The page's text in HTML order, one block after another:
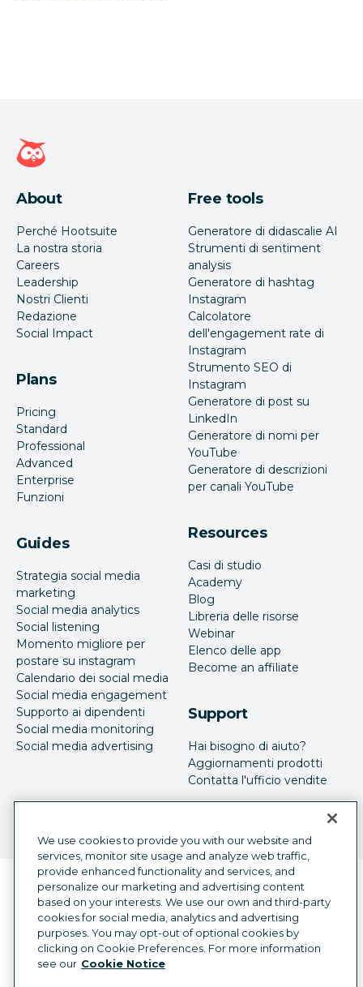
Home page di Hootsuite
About
Perché Hootsuite
La nostra storia
Careers
Leadership
Nostri Clienti
Redazione
Social Impact
Plans
Pricing
Standard
Professional
Advanced
Enterprise
Funzioni
Guides
Strategia social media
marketing
Social media analytics
Social listening
Momento migliore per
postare su instagram
Calendario dei social media
Social media engagement
Supporto ai dipendenti
Social media monitoring
Social media advertising
Free tools
Generatore di didascalie AI
Strumenti di sentiment
analysis
Generatore di hashtag
Instagram
Calcolatore
dell'engagement rate di
Instagram
Strumento SEO di
Instagram
Generatore di post su
LinkedIn
Generatore di nomi per
YouTube
Generatore di descrizioni
per canali YouTube
Resources
Casi di studio
Academy
Blog
Libreria delle risorse
Webinar
Elenco delle app
Become an affiliate
Support
Hai bisogno di aiuto?
Aggiornamenti prodotti
Contatta l'ufficio vendite
Selettore della lingua
Italian
©2026 Hootsuite Inc. Tutti i diritti sono riservati.
Legal Center
Trust Center
Privacy
Preferenze sui cookie
We use cookies to provide you with our website and
services, monitor site usage and analyze web traffic,
provide enhanced functionality and services, and
personalize our marketing and advertising content
based on your interests. We use our own and third-party
cookies for social media, analytics and advertising
purposes. You may opt-out of optional cookies by
clicking on Cookie Preferences. For more information
see our Cookie Notice